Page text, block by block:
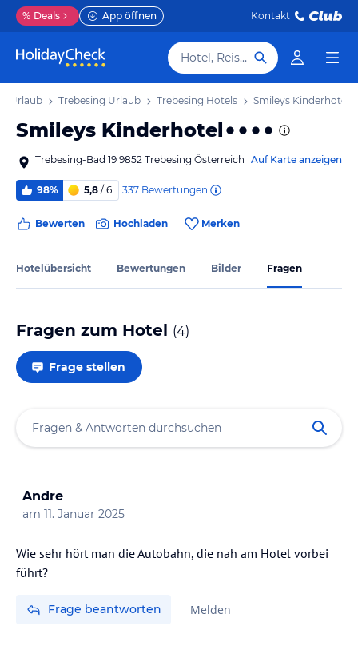
% Deals App öffnen Kontakt
Hotel, Reiseziel
Urlaub Trebesing Urlaub Trebesing Hotels Smileys Kinderhotel
Smileys Kinderhotel
Trebesing-Bad 19 9852 Trebesing Österreich Auf Karte anzeigen
98% 5,8 / 6 337 Bewertungen
Bewerten Hochladen Merken
Hotelübersicht Bewertungen Bilder Fragen
Fragen zum Hotel (4)
Frage stellen
Andre
am 11. Januar 2025
Wie sehr hört man die Autobahn, die nah am Hotel vorbei
führt?
Frage beantworten Melden